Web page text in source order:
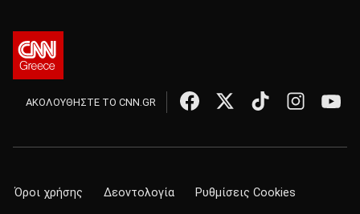
ΑΚΟΛΟΥΘΗΣΤΕ ΤΟ CNN.GR
Όροι χρήσης Δεοντολογία Ρυθμίσεις Cookies